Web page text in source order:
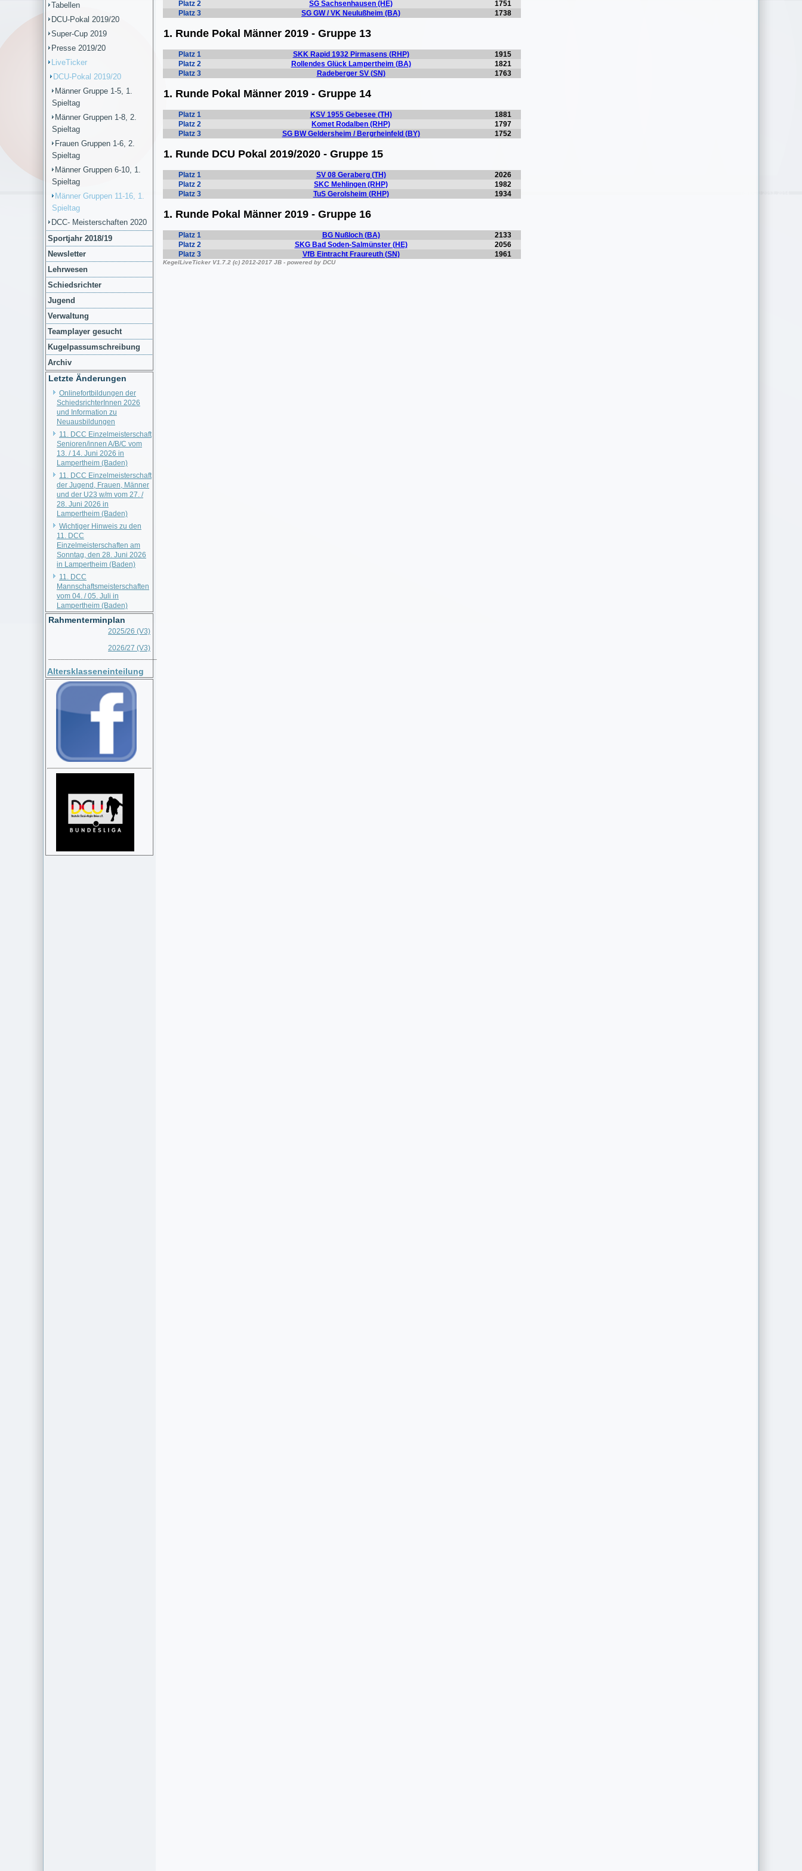
Tabellen
DCU-Pokal 2019/20
Super-Cup 2019
Presse 2019/20
LiveTicker
DCU-Pokal 2019/20
Männer Gruppe 1-5, 1.
Spieltag
Männer Gruppen 1-8, 2.
Spieltag
Frauen Gruppen 1-6, 2.
Spieltag
Männer Gruppen 6-10, 1.
Spieltag
Männer Gruppen 11-16, 1.
Spieltag
DCC- Meisterschaften 2020
Sportjahr 2018/19
Newsletter
Lehrwesen
Schiedsrichter
Jugend
Verwaltung
Teamplayer gesucht
Kugelpassumschreibung
Archiv
Letzte Änderungen
Onlinefortbildungen der
SchiedsrichterInnen 2026
und Information zu
Neuausbildungen
11. DCC Einzelmeisterschaft
Senioren/innen A/B/C vom
13. / 14. Juni 2026 in
Lampertheim (Baden)
11. DCC Einzelmeisterschaft
der Jugend, Frauen, Männer
und der U23 w/m vom 27. /
28. Juni 2026 in
Lampertheim (Baden)
Wichtiger Hinweis zu den
11. DCC
Einzelmeisterschaften am
Sonntag, den 28. Juni 2026
in Lampertheim (Baden)
11. DCC
Mannschaftsmeisterschaften
vom 04. / 05. Juli in
Lampertheim (Baden)
Rahmenterminplan
2025/26 (V3)
2026/27 (V3)
Altersklasseneinteilung